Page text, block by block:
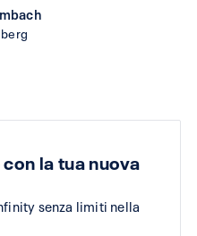
la tua nuova
senza limiti nella